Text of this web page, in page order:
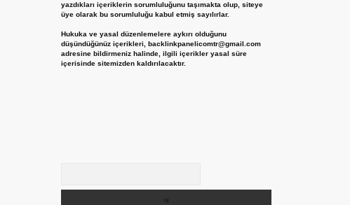
yazdıkları içeriklerin sorumluluğunu taşımakta olup, siteye
üye olarak bu sorumluluğu kabul etmiş sayılırlar.
Hukuka ve yasal düzenlemelere aykırı olduğunu
düşündüğünüz içerikleri, backlinkpanelicomtr@gmail.com
adresine bildirmeniz halinde, ilgili içerikler yasal süre
içerisinde sitemizden kaldırılacaktır.